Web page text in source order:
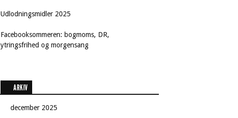
Udlodningsmidler 2025
Facebooksommeren: bogmoms, DR,
ytringsfrihed og morgensang
ARKIV
december 2025